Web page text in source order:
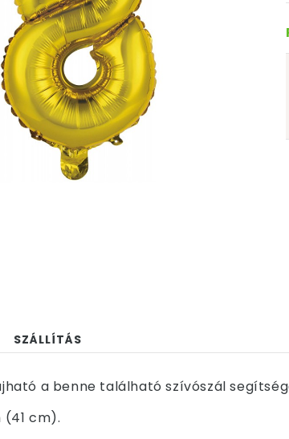
SZÁLLÍTÁS
a benne található szívószál
(41 cm).